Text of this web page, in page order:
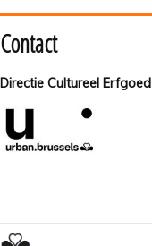
Contact
Directie Cultureel Erfgoed